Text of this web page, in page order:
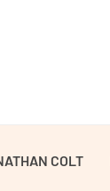
COLT